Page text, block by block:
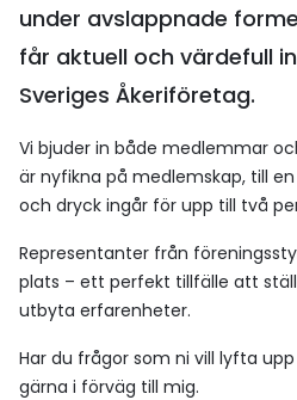
under avslappnade
får aktuell och värdefull
Sveriges Åkeriföretag.
Vi bjuder in både medlemmar
är nyfikna på medlemskap, till
och dryck ingår för upp till två
Representanter från
plats – ett perfekt tillfälle att
utbyta erfarenheter.
Har du frågor som ni vill lyfta
gärna i förväg till mig.